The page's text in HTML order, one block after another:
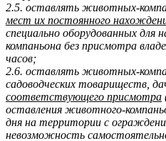
2.5. оставлять животных-
мест их постоянного
специально оборудованных
компаньона без присмотра
часов;
2.6. оставлять животных-
садоводческих товариществ,
соответствующего присмотра
оставления животного-
дня на территории с
невозможность